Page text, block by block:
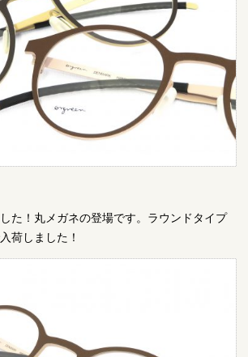
た！丸メガネの登場です。ラウンドタイプ
荷しました！